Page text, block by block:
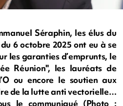
Séraphin, les élus du
6 octobre 2025 ont eu à se
les garanties d’emprunts, le
Réunion", les lauréats de
ou encore le soutien aux
de la lutte anti vectorielle…
le communiqué (Photo :